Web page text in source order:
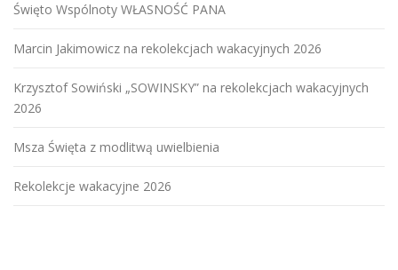
Święto Wspólnoty WŁASNOŚĆ PANA
Marcin Jakimowicz na rekolekcjach wakacyjnych 2026
Krzysztof Sowiński „SOWINSKY” na rekolekcjach wakacyjnych
2026
Msza Święta z modlitwą uwielbienia
Rekolekcje wakacyjne 2026